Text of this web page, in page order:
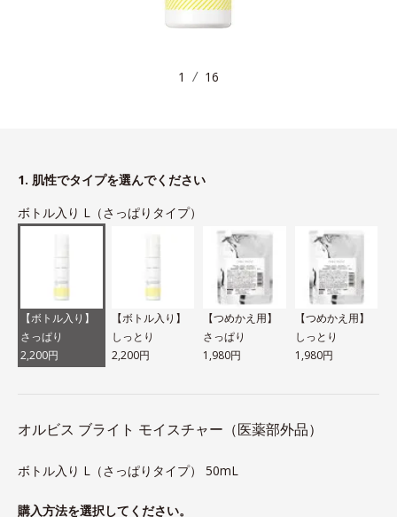
1 16
1. 肌性でタイプを選んでください
ボトル入り L（さっぱりタイプ）
【ボトル入り】
さっぱり
2,200円
【ボトル入り】
しっとり
2,200円
【つめかえ用】
さっぱり
1,980円
【つめかえ用】
しっとり
1,980円
オルビス ブライト モイスチャー（医薬部外品）
ボトル入り L（さっぱりタイプ） 50mL
購入方法を選択してください。